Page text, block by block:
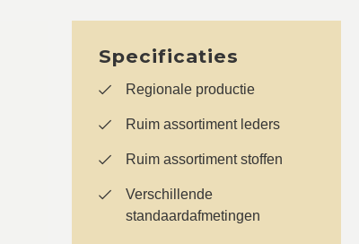
Specificaties
Regionale productie
Ruim assortiment leders
Ruim assortiment stoffen
Verschillende
standaardafmetingen